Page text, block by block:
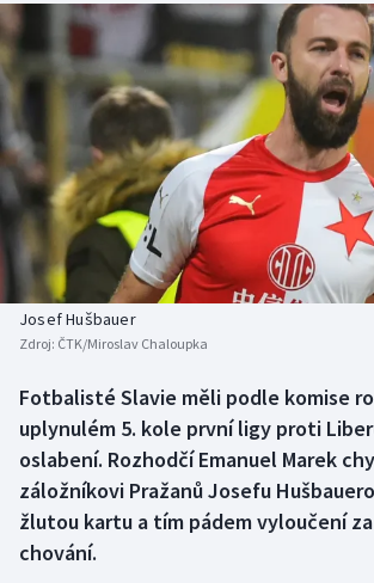
Cyklistika
DALŠÍ SPORTY
Americký fotbal
Baseball a softbal
Basketbal
Biatlon
Box
Curling
Dostihy
NEPŘEHLÉDNĚTE
Soutěže
Historické návraty
Aplikace ČT sport
Josef Hušbauer
Zdroj: ČTK/Miroslav Chaloupka
Fotbalisté Slavie měli podle komise
uplynulém 5. kole první ligy proti
oslabení. Rozhodčí Emanuel Marek
záložníkovi Pražanů Josefu
žlutou kartu a tím pádem vyloučení
chování.